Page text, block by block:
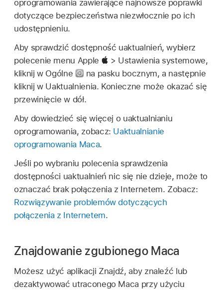
oprogramowania zawierające najnowsze poprawki
dotyczące bezpieczeństwa niezwłocznie po ich
udostępnieniu.
Aby sprawdzić dostępność uaktualnień, wybierz
polecenie menu Apple
> Ustawienia systemowe,
kliknij w Ogólne
na pasku bocznym, a następnie
kliknij w Uaktualnienia. Konieczne może okazać się
przewinięcie w dół.
Aby dowiedzieć się więcej o uaktualnianiu
oprogramowania, zobacz: Uaktualnianie
oprogramowania Maca.
Jeśli po wybraniu polecenia sprawdzenia
dostępności uaktualnień nic się nie dzieje, może to
oznaczać brak połączenia z Internetem. Zobacz:
Rozwiązywanie problemów dotyczących
połączenia z Internetem.
Znajdowanie zgubionego Maca
Możesz użyć aplikacji Znajdź, aby znaleźć lub
dezaktywować utraconego Maca przy użyciu